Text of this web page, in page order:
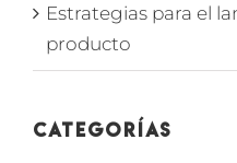
Estrategias para el
producto
Categorías